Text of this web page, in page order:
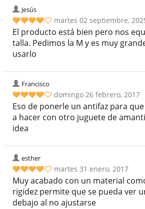
Jesús
martes 02 septiembre,
El producto está bien pero nos
talla. Pedimos la M y es muy
usarlo
Francisco
domingo 26 febrero, 2017
Eso de ponerle un antifaz para
a hacer con otro juguete de
idea
esther
martes 31 enero, 2017
Muy acabado con un material
rigidez permite que se pueda ver
debajo al no ajustarse